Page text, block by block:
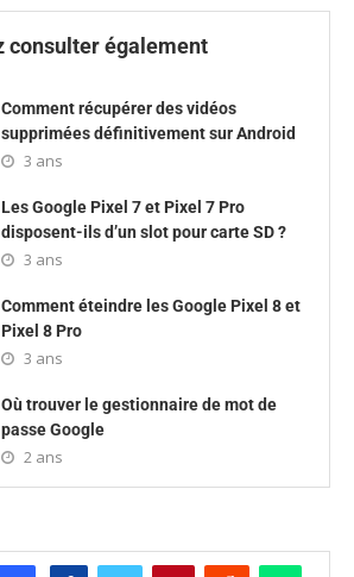
consulter également
Comment récupérer des vidéos
supprimées définitivement sur Android
3 ans
Les Google Pixel 7 et Pixel 7 Pro
disposent-ils d’un slot pour carte SD ?
3 ans
Comment éteindre les Google Pixel 8 et
Pixel 8 Pro
3 ans
Où trouver le gestionnaire de mot de
passe Google
2 ans